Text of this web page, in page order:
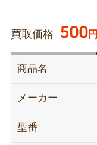
買取価格 500円
商品名
メーカー
型番